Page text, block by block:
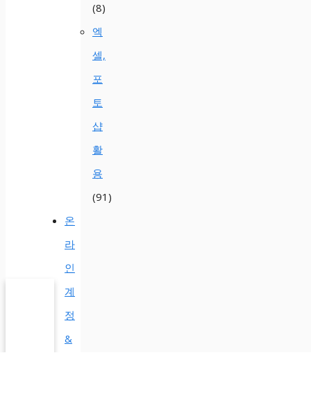
(8)
엑
셀,
포
토
샵
활
용
(91)
온
라
인
계
정
&